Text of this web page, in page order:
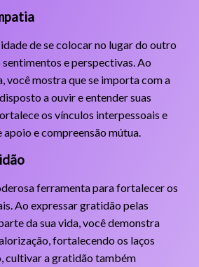
de se colocar no lugar do outro
sentimentos e perspectivas. Ao
você mostra que se importa com a
a ouvir e entender suas
os vínculos interpessoais e
e compreensão mútua.
ferramenta para fortalecer os
Ao expressar gratidão pelas
da sua vida, você demonstra
fortalecendo os laços
cultivar a gratidão também